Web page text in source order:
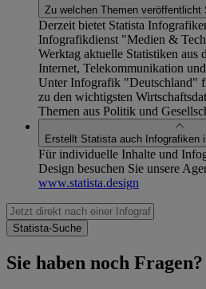
Zu welchen Themen
Derzeit bietet Statista
Infografikdienst "Medien &
Werktag aktuelle Statistiken aus
Internet, Telekommunikation
Unter Infografik "Deutschland"
zu den wichtigsten
Themen aus Politik und
Erstellt Statista auch Infografiken
Für individuelle Inhalte und
Design besuchen Sie unsere
www.statista.design
Sie haben noch Fragen?